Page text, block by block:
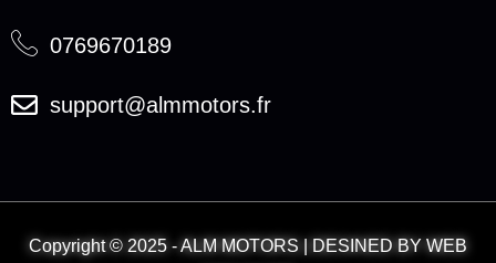
0769670189
support@almmotors.fr
Copyright © 2025 - ALM MOTORS | DESINED BY WEB